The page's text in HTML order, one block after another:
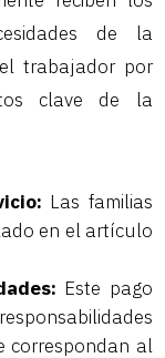
de la
trabajador por
clave de la
Las familias
en el artículo
Este pago
correspondan al